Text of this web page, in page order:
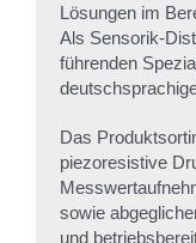
Lösungen im
Als Sensorik-
führenden
Das
piezoresistive
sowie
und